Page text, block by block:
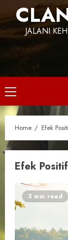
JALANI
Primary
Menu
Home Efek
Efek
3 min read